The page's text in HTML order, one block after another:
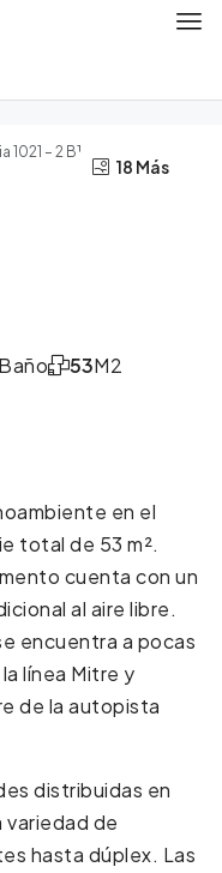
1021 – 2 B1
14 Más
18 Más
Baño M2
53
en el
total de 53 m².
cuenta con un
al aire libre.
encuentra a pocas
línea Mitre y
de la autopista
distribuidas en
de
hasta dúplex. Las